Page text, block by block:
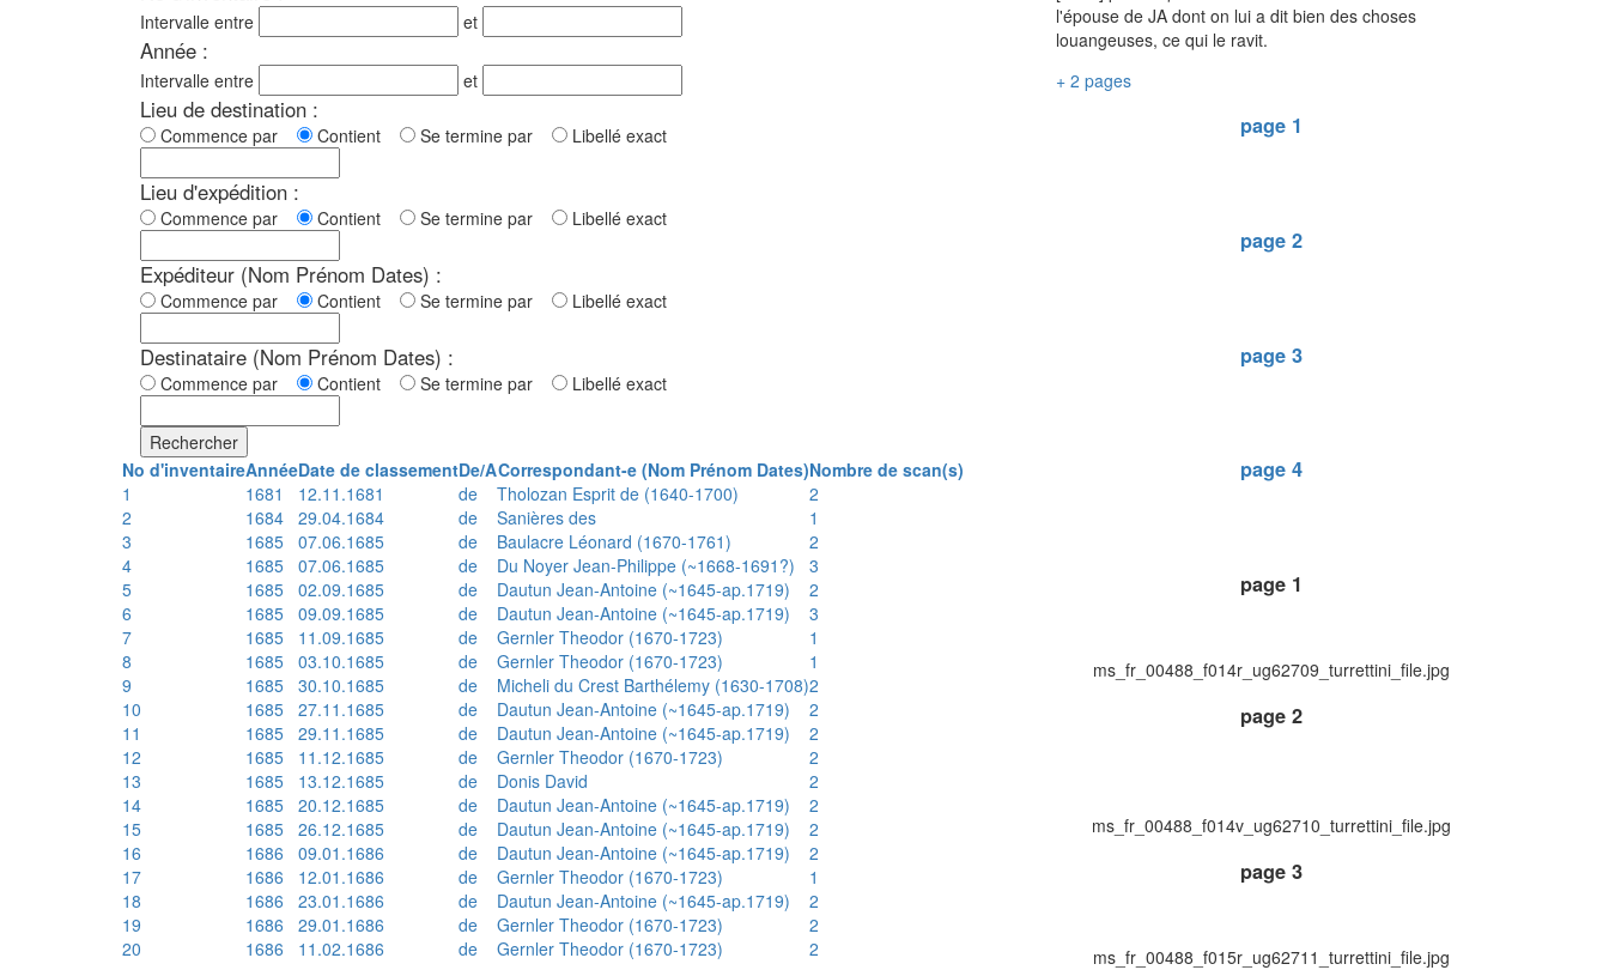
Intervalle entre et
Année :
Intervalle entre et
Lieu de destination :
Commence par Contient Se termine par Libellé exact
Lieu d'expédition :
Commence par Contient Se termine par Libellé exact
Expéditeur (Nom Prénom Dates) :
Commence par Contient Se termine par Libellé exact
Destinataire (Nom Prénom Dates) :
Commence par Contient Se termine par Libellé exact
Rechercher
No d'inventaireAnnéeDate de classementDe/ACorrespondant-e (Nom Prénom Dates)Nombre de scan(s)
1
1681 12.11.1681 de Tholozan Esprit de (1640-1700)
2
2
1684 29.04.1684 de Sanières des
1
3
1685 07.06.1685 de Baulacre Léonard (1670-1761)
2
4
1685 07.06.1685 de Du Noyer Jean-Philippe (~1668-1691?)
3
5
1685 02.09.1685 de Dautun Jean-Antoine (~1645-ap.1719)
2
6
1685 09.09.1685 de Dautun Jean-Antoine (~1645-ap.1719)
3
7
1685 11.09.1685 de Gernler Theodor (1670-1723)
1
8
1685 03.10.1685 de Gernler Theodor (1670-1723)
1
9
1685 30.10.1685 de Micheli du Crest Barthélemy (1630-1708)2
10
1685 27.11.1685 de Dautun Jean-Antoine (~1645-ap.1719)
2
11
1685 29.11.1685 de Dautun Jean-Antoine (~1645-ap.1719)
2
12
1685 11.12.1685 de Gernler Theodor (1670-1723)
2
13
1685 13.12.1685 de Donis David
2
14
1685 20.12.1685 de Dautun Jean-Antoine (~1645-ap.1719)
2
15
1685 26.12.1685 de Dautun Jean-Antoine (~1645-ap.1719)
2
16
1686 09.01.1686 de Dautun Jean-Antoine (~1645-ap.1719)
2
17
1686 12.01.1686 de Gernler Theodor (1670-1723)
1
18
1686 23.01.1686 de Dautun Jean-Antoine (~1645-ap.1719)
2
19
1686 29.01.1686 de Gernler Theodor (1670-1723)
2
20
1686 11.02.1686 de Gernler Theodor (1670-1723)
2
l'épouse de JA dont on lui a dit bien des choses
louangeuses, ce qui le ravit.
+ 2 pages
page 1
page 2
page 3
page 4
page 1
ms_fr_00488_f014r_ug62709_turrettini_file.jpg
page 2
ms_fr_00488_f014v_ug62710_turrettini_file.jpg
page 3
ms_fr_00488_f015r_ug62711_turrettini_file.jpg